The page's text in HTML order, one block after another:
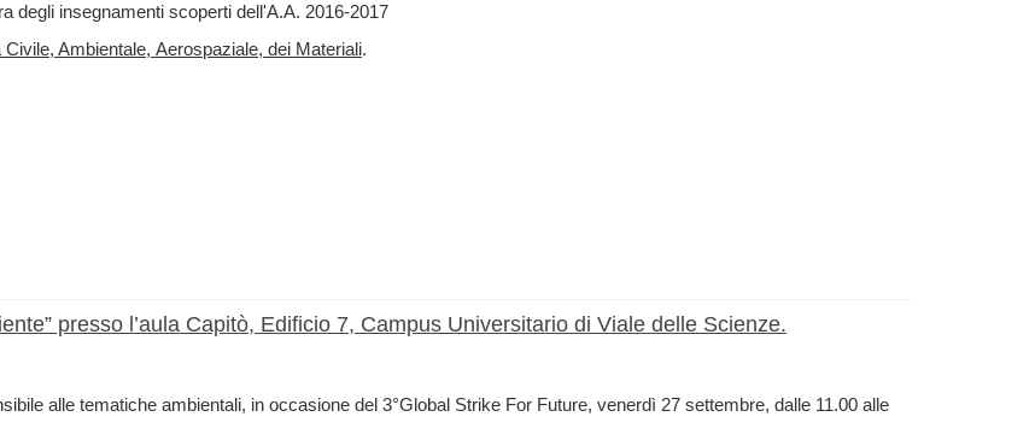
degli insegnamenti scoperti dell'A.A. 2016-2017
Ambientale, Aerospaziale, dei Materiali.
presso l’aula Capitò, Edificio 7, Campus Universitario di Viale delle Scienze.
alle tematiche ambientali, in occasione del 3°Global Strike For Future, venerdì 27 settembre, dalle 11.00 alle